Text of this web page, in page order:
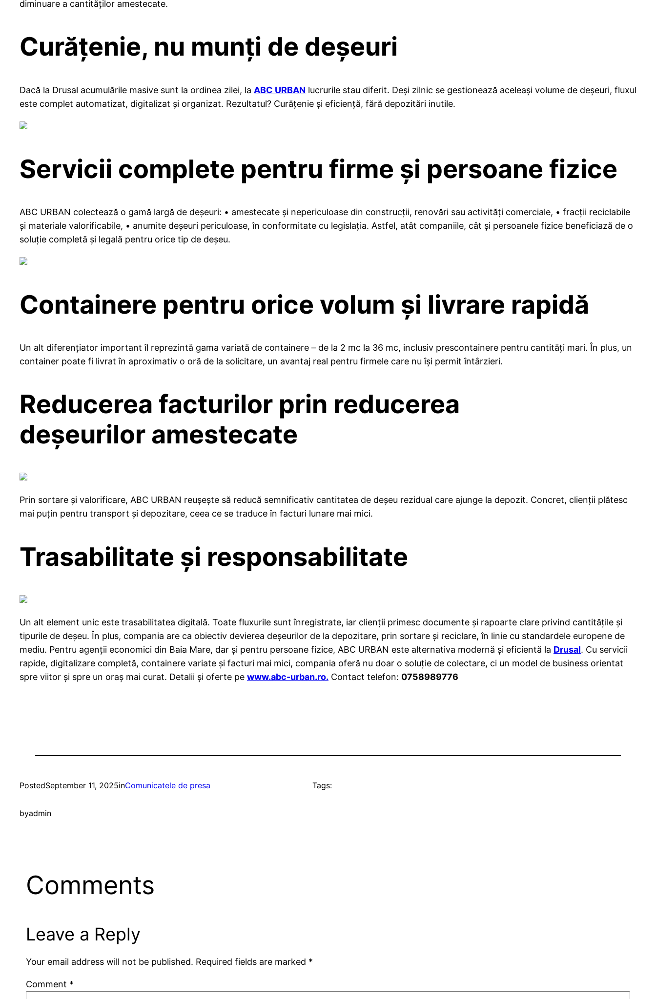
diminuare a cantităților amestecate.
Curățenie, nu munți de deșeuri
Dacă la Drusal acumulările masive sunt la ordinea zilei, la ABC URBAN lucrurile stau diferit. Deși zilnic se gestionează aceleași volume de deșeuri, fluxul
este complet automatizat, digitalizat și organizat. Rezultatul? Curățenie și eficiență, fără depozitări inutile.
Servicii complete pentru firme și persoane fizice
ABC URBAN colectează o gamă largă de deșeuri: • amestecate și nepericuloase din construcții, renovări sau activități comerciale, • fracții reciclabile
și materiale valorificabile, • anumite deșeuri periculoase, în conformitate cu legislația. Astfel, atât companiile, cât și persoanele fizice beneficiază de o
soluție completă și legală pentru orice tip de deșeu.
Containere pentru orice volum și livrare rapidă
Un alt diferențiator important îl reprezintă gama variată de containere – de la 2 mc la 36 mc, inclusiv prescontainere pentru cantități mari. În plus, un
container poate fi livrat în aproximativ o oră de la solicitare, un avantaj real pentru firmele care nu își permit întârzieri.
Reducerea facturilor prin reducerea
deșeurilor amestecate
Prin sortare și valorificare, ABC URBAN reușește să reducă semnificativ cantitatea de deșeu rezidual care ajunge la depozit. Concret, clienții plătesc
mai puțin pentru transport și depozitare, ceea ce se traduce în facturi lunare mai mici.
Trasabilitate și responsabilitate
Un alt element unic este trasabilitatea digitală. Toate fluxurile sunt înregistrate, iar clienții primesc documente și rapoarte clare privind cantitățile și
tipurile de deșeu. În plus, compania are ca obiectiv devierea deșeurilor de la depozitare, prin sortare și reciclare, în linie cu standardele europene de
mediu. Pentru agenții economici din Baia Mare, dar și pentru persoane fizice, ABC URBAN este alternativa modernă și eficientă la Drusal. Cu servicii
rapide, digitalizare completă, containere variate și facturi mai mici, compania oferă nu doar o soluție de colectare, ci un model de business orientat
spre viitor și spre un oraș mai curat. Detalii și oferte pe www.abc-urban.ro. Contact telefon: 0758989776
PostedSeptember 11, 2025inComunicatele de presa
byadmin
Tags:
Comments
Leave a Reply
Your email address will not be published. Required fields are marked *
Comment *